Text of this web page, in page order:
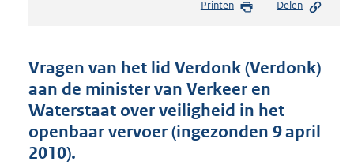
s
d
s
g
r
Printen Delen
Vragen van het lid Verdonk (Verdonk)
aan de minister van Verkeer en
Waterstaat over veiligheid in het
openbaar vervoer (ingezonden 9 april
2010).